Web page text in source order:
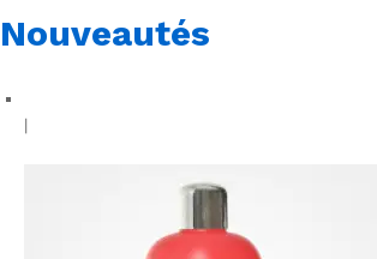
Nouveautés
|